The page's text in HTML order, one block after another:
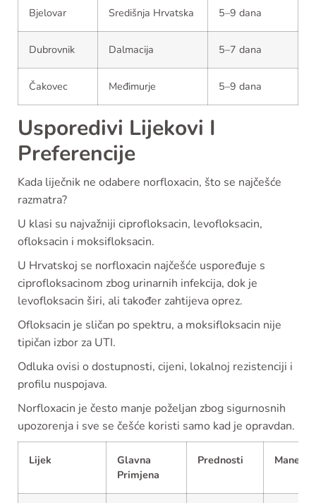
Bjelovar Središnja Hrvatska 5–9 dana
Dubrovnik Dalmacija 5–7 dana
Čakovec Međimurje 5–9 dana
Usporedivi Lijekovi I
Preferencije
Kada liječnik ne odabere norfloxacin, što se najčešće
razmatra?
U klasi su najvažniji ciprofloksacin, levofloksacin,
ofloksacin i moksifloksacin.
U Hrvatskoj se norfloxacin najčešće uspoređuje s
ciprofloksacinom zbog urinarnih infekcija, dok je
levofloksacin širi, ali također zahtijeva oprez.
Ofloksacin je sličan po spektru, a moksifloksacin nije
tipičan izbor za UTI.
Odluka ovisi o dostupnosti, cijeni, lokalnoj rezistenciji i
profilu nuspojava.
Norfloxacin je često manje poželjan zbog sigurnosnih
upozorenja i sve se češće koristi samo kad je opravdan.
Lijek
Glavna
Primjena
Prednosti Mane